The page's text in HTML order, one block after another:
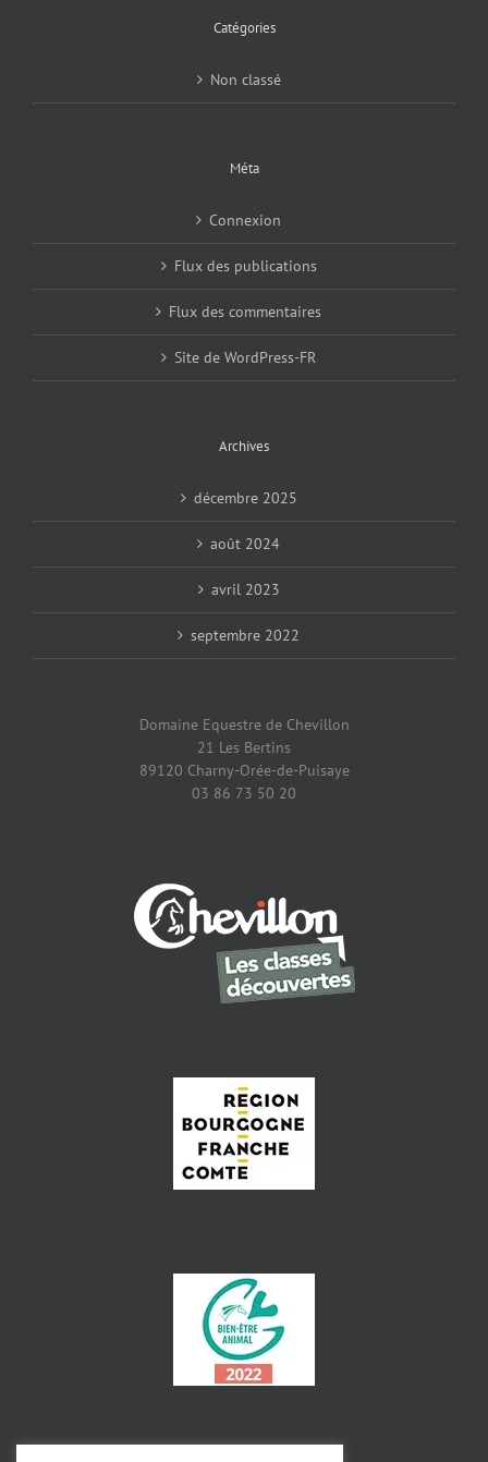
Catégories
Non classé
Méta
Connexion
Flux des publications
Flux des commentaires
Site de WordPress-FR
Archives
décembre 2025
août 2024
avril 2023
septembre 2022
Domaine Equestre de Chevillon
21 Les Bertins
89120 Charny-Orée-de-Puisaye
03 86 73 50 20